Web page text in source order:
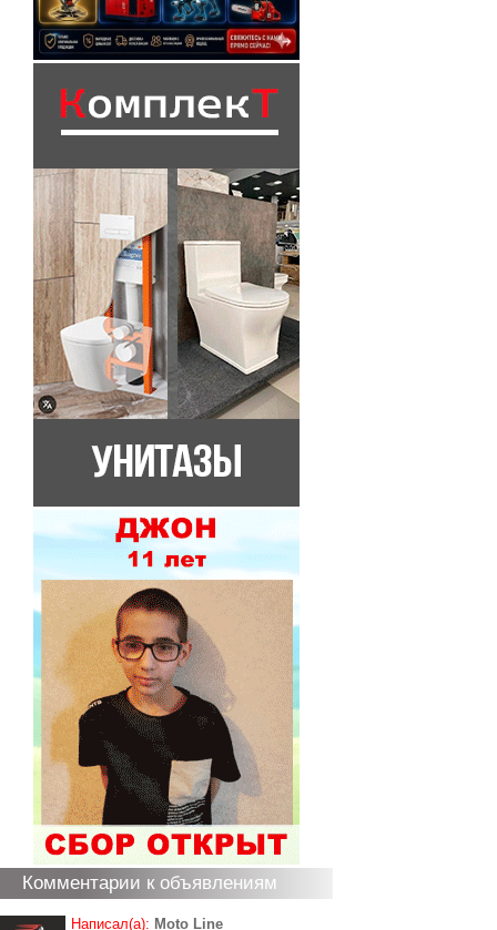
Комментарии к объявлениям
Написал(а): Moto Line